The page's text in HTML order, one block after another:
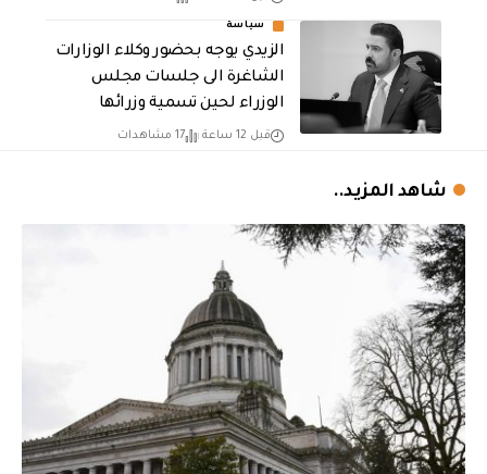
سياسة
الزيدي يوجه بحضور وكلاء الوزارات
الشاغرة الى جلسات مجلس
الوزراء لحين تسمية وزرائها
قبل 12 ساعة 17 مشاهدات
شاهد المزيد..